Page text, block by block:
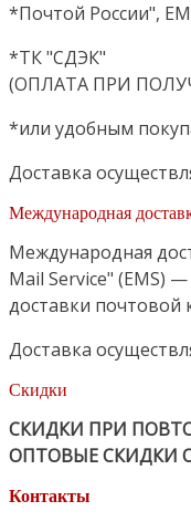
*Почтой России",
*ТК "СДЭК"
(ОПЛАТА ПРИ
*или удобным
Доставка
Международная
Международная
Mail Service" (EMS)
доставки почтовой
Доставка
Скидки
СКИДКИ ПРИ
ОПТОВЫЕ СКИДКИ
Контакты